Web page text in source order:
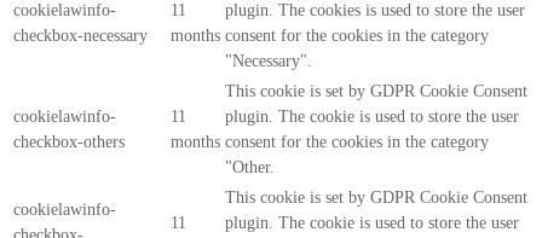
cookielawinfo-
checkbox-necessary
11
months
plugin. The cookies is used to store the user
consent for the cookies in the category
"Necessary".
cookielawinfo-
checkbox-others
11
months
This cookie is set by GDPR Cookie Consent
plugin. The cookie is used to store the user
consent for the cookies in the category
"Other.
cookielawinfo-
11
This cookie is set by GDPR Cookie Consent
plugin. The cookie is used to store the user